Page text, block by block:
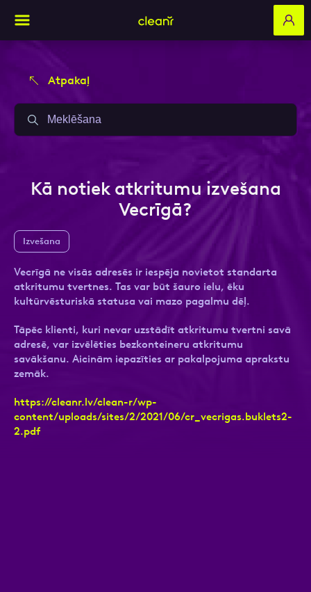
Atpakaļ
Kā notiek atkritumu izvešana
Vecrīgā?
Izvešana
Vecrīgā ne visās adresēs ir iespēja novietot standarta
atkritumu tvertnes. Tas var būt šauro ielu, ēku
kultūrvēsturiskā statusa vai mazo pagalmu dēļ.
Tāpēc klienti, kuri nevar uzstādīt atkritumu tvertni savā
adresē, var izvēlēties bezkonteineru atkritumu
savākšanu. Aicinām iepazīties ar pakalpojuma aprakstu
zemāk.
https://cleanr.lv/clean-r/wp-
content/uploads/sites/2/2021/06/cr_vecrigas.buklets2-
2.pdf
Aizpildi pieteikuma formu un mēs ar tevi
sazināsimies
E-pasts
Kontakttālrunis
Ziņa
Aizpildi pieteikuma formu un mēs ar tevi
sazināsimies
E-pasts
Kontakttālrunis
Ziņa